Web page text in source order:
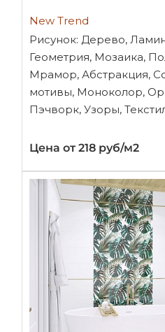
New Trend
Рисунок: Дерево,
Геометрия, Мозаика,
Мрамор, Абстракция,
мотивы, Моноколор,
Пэчворк, Узоры,
Цена от 218 руб/м2